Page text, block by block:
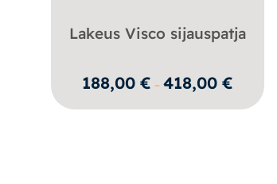
Lakeus Visco sijauspatja
188,00€ – 418,00€
188,00 €
-